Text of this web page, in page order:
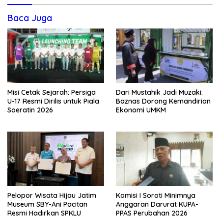
Baca Juga
Misi Cetak Sejarah: Persiga
U-17 Resmi Dirilis untuk Piala
Soeratin 2026
Dari Mustahik Jadi Muzaki:
Baznas Dorong Kemandirian
Ekonomi UMKM
Pelopor Wisata Hijau Jatim
Museum SBY-Ani Pacitan
Resmi Hadirkan SPKLU
Komisi I Soroti Minimnya
Anggaran Darurat KUPA-
PPAS Perubahan 2026